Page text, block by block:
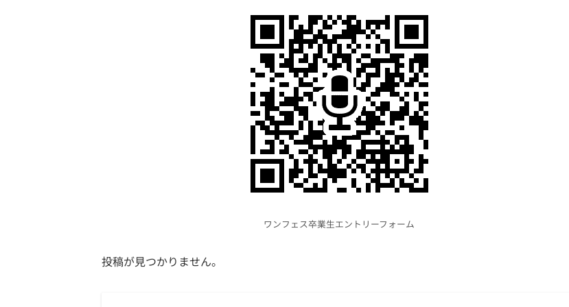
ワンフェス卒業生エントリーフォーム
投稿が見つかりません。